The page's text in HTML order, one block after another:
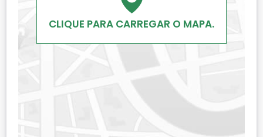
CLIQUE PARA CARREGAR O MAPA.